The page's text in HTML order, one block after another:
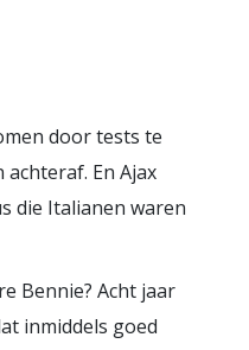
door tests te
En Ajax
die Italianen waren
Bennie? Acht jaar
inmiddels goed